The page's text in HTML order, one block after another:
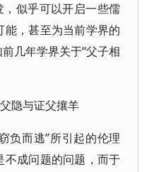
，似乎可以开启一些儒
，甚至为当前学界的
几年学界关于“父子相
隐与证父攘羊
负而逃”所引起的伦理
成问题的问题，而于